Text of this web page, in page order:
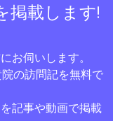
掲載します!
お伺いします。
院の訪問記を無料で
記事や動画で掲載